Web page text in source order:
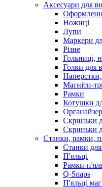
Аксесуари для
Ножиці
Лупи
Маркери
Різне
Гольниці,
Голки для
Наперстки,
Магніти-
Рамки
Котушки
Скриньки
Скриньки
Станки, рамки,
Станки
П'яльці
Рамки-
Q-Snaps
П'яльці